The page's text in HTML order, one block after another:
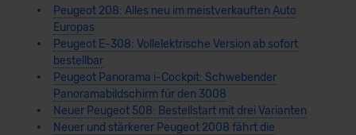
Peugeot 208: Alles neu im meistverkauften Auto
Europas
Peugeot E-308: Vollelektrische Version ab sofort
bestellbar
Peugeot Panorama i-Cockpit: Schwebender
Panoramabildschirm für den 3008
Neuer Peugeot 508: Bestellstart mit drei Varianten
Neuer und stärkerer Peugeot 2008 fährt die